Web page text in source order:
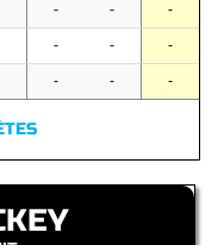
- - -
- - -
- - -